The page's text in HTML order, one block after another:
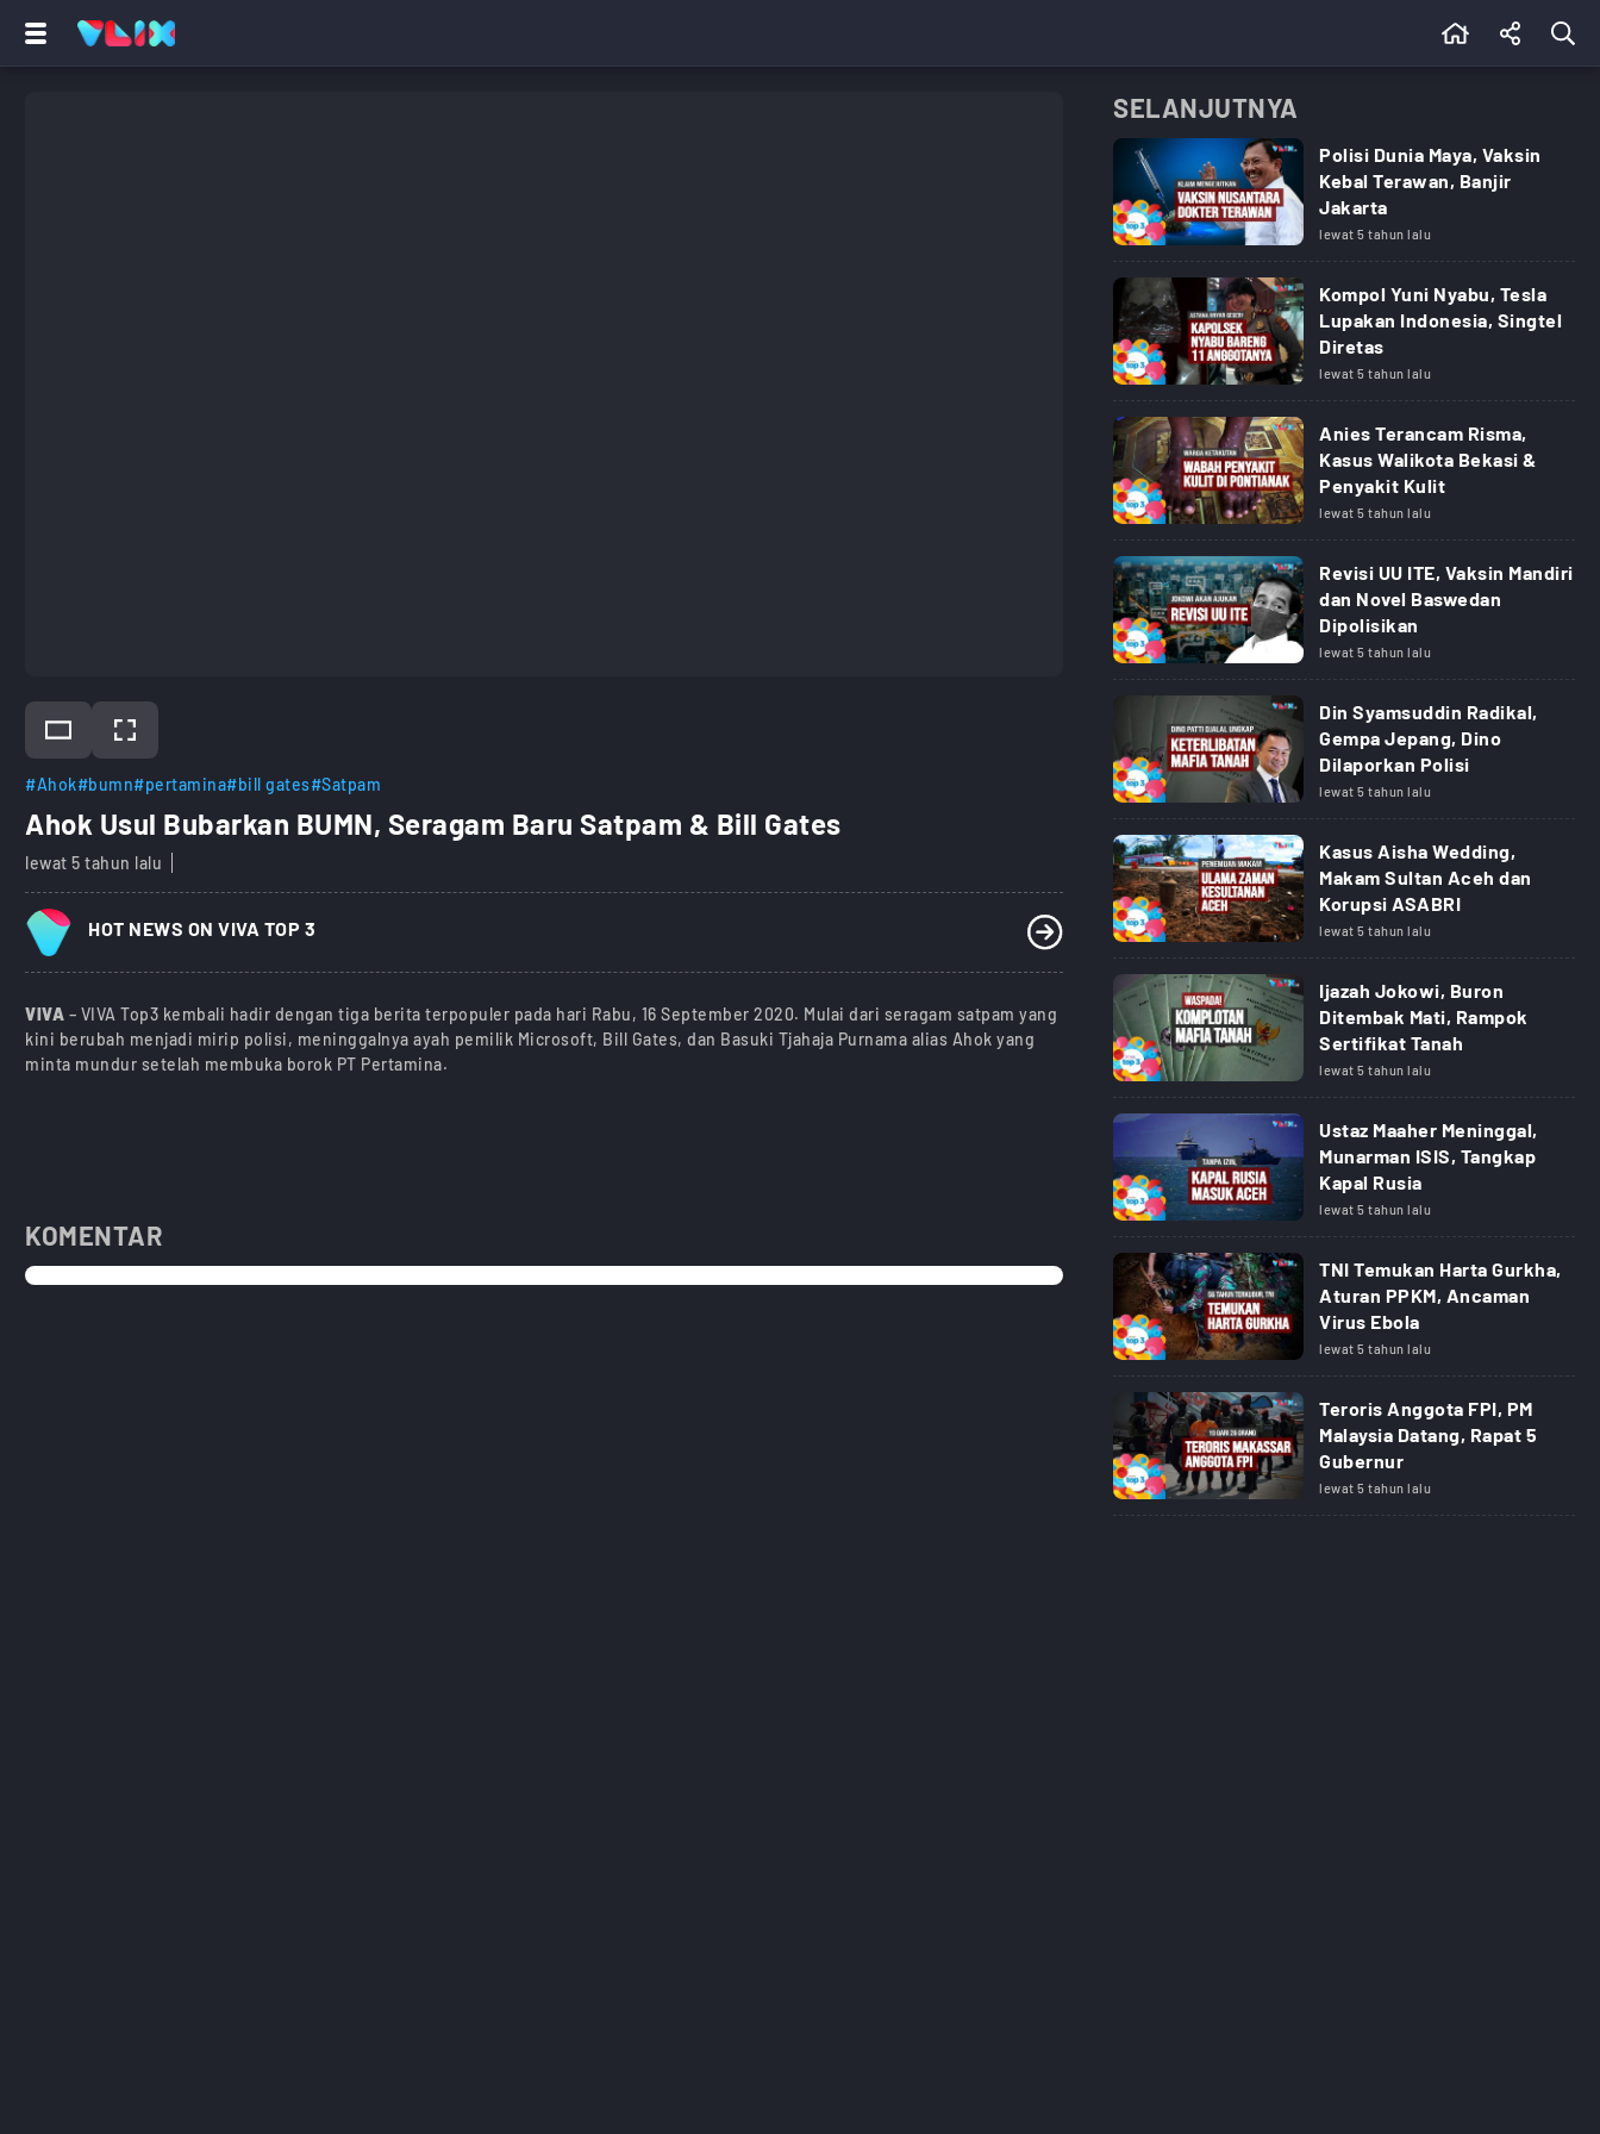
#Ahok#bumn#pertamina#bill gates#Satpam
Ahok Usul Bubarkan BUMN, Seragam Baru Satpam & Bill Gates
lewat 5 tahun lalu
HOT NEWS ON VIVA TOP 3
VIVA – VIVA Top3 kembali hadir dengan tiga berita terpopuler pada hari Rabu, 16 September 2020. Mulai dari seragam satpam yang
kini berubah menjadi mirip polisi, meninggalnya ayah pemilik Microsoft, Bill Gates, dan Basuki Tjahaja Purnama alias Ahok yang
minta mundur setelah membuka borok PT Pertamina.
KOMENTAR
SELANJUTNYA
Polisi Dunia Maya, Vaksin
Kebal Terawan, Banjir
Jakarta
lewat 5 tahun lalu
Kompol Yuni Nyabu, Tesla
Lupakan Indonesia, Singtel
Diretas
lewat 5 tahun lalu
Anies Terancam Risma,
Kasus Walikota Bekasi &
Penyakit Kulit
lewat 5 tahun lalu
Revisi UU ITE, Vaksin Mandiri
dan Novel Baswedan
Dipolisikan
lewat 5 tahun lalu
Din Syamsuddin Radikal,
Gempa Jepang, Dino
Dilaporkan Polisi
lewat 5 tahun lalu
Kasus Aisha Wedding,
Makam Sultan Aceh dan
Korupsi ASABRI
lewat 5 tahun lalu
Ijazah Jokowi, Buron
Ditembak Mati, Rampok
Sertifikat Tanah
lewat 5 tahun lalu
Ustaz Maaher Meninggal,
Munarman ISIS, Tangkap
Kapal Rusia
lewat 5 tahun lalu
TNI Temukan Harta Gurkha,
Aturan PPKM, Ancaman
Virus Ebola
lewat 5 tahun lalu
Teroris Anggota FPI, PM
Malaysia Datang, Rapat 5
Gubernur
lewat 5 tahun lalu